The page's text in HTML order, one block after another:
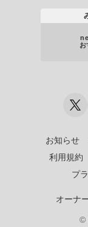
お
お知らせ
利用規約
プ
オーナ
©